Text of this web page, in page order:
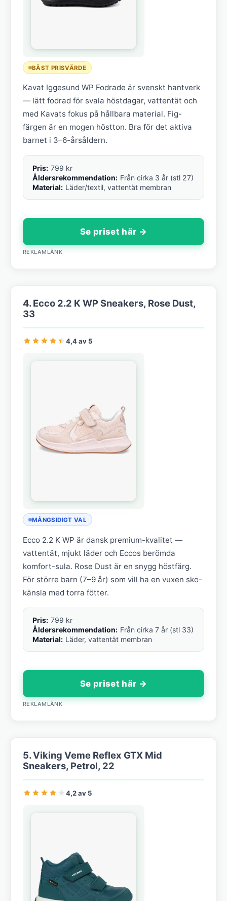
BÄST PRISVÄRDE
Kavat Iggesund WP Fodrade är svenskt hantverk
— lätt fodrad för svala höstdagar, vattentät och
med Kavats fokus på hållbara material. Fig-
färgen är en mogen höstton. Bra för det aktiva
barnet i 3–6-årsåldern.
Pris: 799 kr
Åldersrekommendation: Från cirka 3 år (stl 27)
Material: Läder/textil, vattentät membran
Se priset här →
REKLAMLÄNK
4. Ecco 2.2 K WP Sneakers, Rose Dust,
33
4,4 av 5
MÅNGSIDIGT VAL
Ecco 2.2 K WP är dansk premium-kvalitet —
vattentät, mjukt läder och Eccos berömda
komfort-sula. Rose Dust är en snygg höstfärg.
För större barn (7–9 år) som vill ha en vuxen sko-
känsla med torra fötter.
Pris: 799 kr
Åldersrekommendation: Från cirka 7 år (stl 33)
Material: Läder, vattentät membran
Se priset här →
REKLAMLÄNK
5. Viking Veme Reflex GTX Mid
Sneakers, Petrol, 22
4,2 av 5